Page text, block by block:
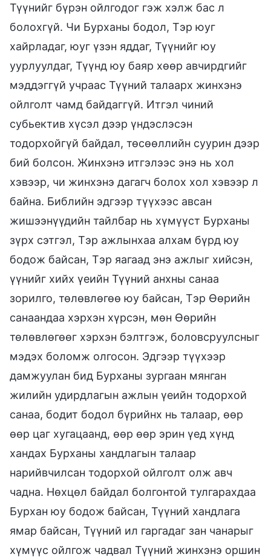
Түүнийг бүрэн ойлгодог гэж хэлж бас л
болохгүй. Чи Бурханы бодол, Тэр юуг
хайрладаг, юуг үзэн яддаг, Түүнийг юу
уурлуулдаг, Түүнд юу баяр хөөр авчирдгийг
мэддэггүй учраас Түүний талаарх жинхэнэ
ойлголт чамд байдаггүй. Итгэл чиний
субьектив хүсэл дээр үндэслэсэн
тодорхойгүй байдал, төсөөллийн суурин дээр
бий болсон. Жинхэнэ итгэлээс энэ нь хол
хэвээр, чи жинхэнэ дагагч болох хол хэвээр л
байна. Библийн эдгээр түүхээс авсан
жишээнүүдийн тайлбар нь хүмүүст Бурханы
зүрх сэтгэл, Тэр ажлынхаа алхам бүрд юу
бодож байсан, Тэр яагаад энэ ажлыг хийсэн,
үүнийг хийх үеийн Түүний анхны санаа
зорилго, төлөвлөгөө юу байсан, Тэр Өөрийн
санаандаа хэрхэн хүрсэн, мөн Өөрийн
төлөвлөгөөг хэрхэн бэлтгэж, боловсруулсныг
мэдэх боломж олгосон. Эдгээр түүхээр
дамжуулан бид Бурханы зургаан мянган
жилийн удирдлагын ажлын үеийн тодорхой
санаа, бодит бодол бүрийнх нь талаар, өөр
өөр цаг хугацаанд, өөр өөр эрин үед хүнд
хандах Бурханы хандлагын талаар
нарийвчилсан тодорхой ойлголт олж авч
чадна. Нөхцөл байдал болгонтой тулгарахдаа
Бурхан юу бодож байсан, Түүний хандлага
ямар байсан, Түүний ил гаргадаг зан чанарыг
хүмүүс ойлгож чадвал Түүний жинхэнэ оршин